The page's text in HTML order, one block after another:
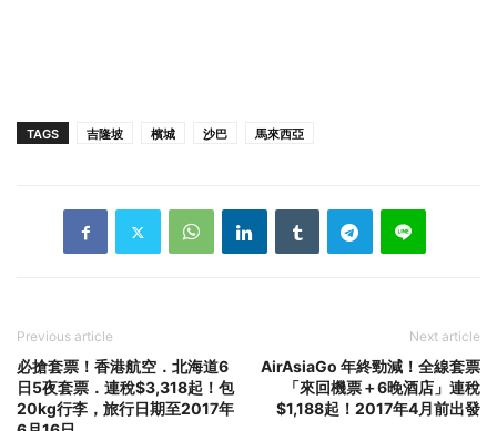
TAGS 吉隆坡 檳城 沙巴 馬來西亞
Previous article
必搶套票！香港航空．北海道6
日5夜套票．連稅$3,318起！包
20kg行李，旅行日期至2017年
Next article
AirAsiaGo 年終勁減！全線套票
「來回機票＋6晚酒店」連稅
$1,188起！2017年4月前出發